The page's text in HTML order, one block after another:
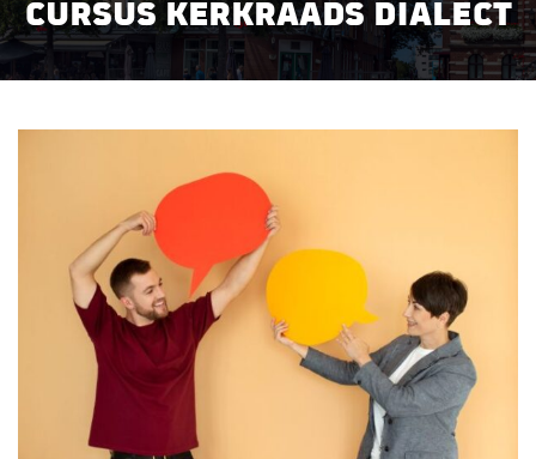
CURSUS KERKRAADS DIALECT